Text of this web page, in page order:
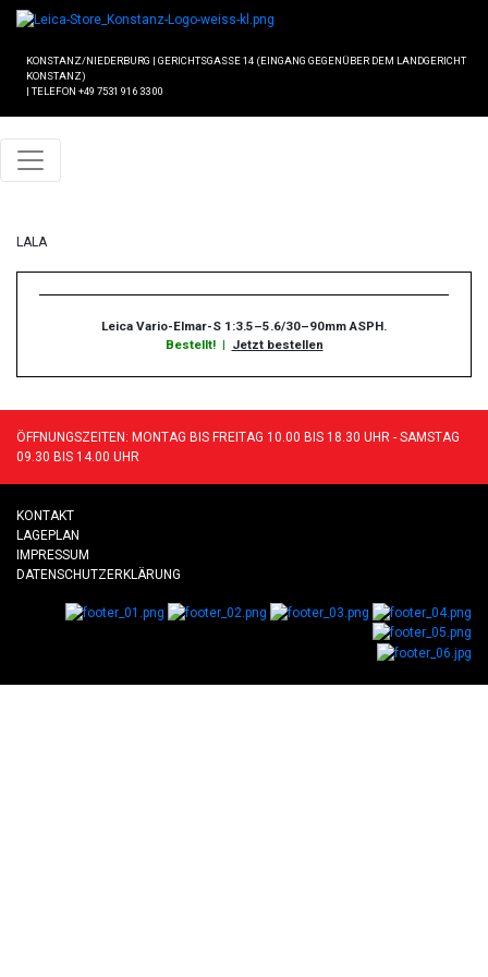
KONSTANZ/NIEDERBURG | GERICHTSGASSE 14 (EINGANG GEGENÜBER DEM LANDGERICHT
KONSTANZ)
| TELEFON +49 7531 916 33 00
LALA
Leica Vario-Elmar-S 1:3.5–5.6/30–90mm ASPH.
Bestellt! | Jetzt bestellen
ÖFFNUNGSZEITEN: MONTAG BIS FREITAG 10.00 BIS 18.30 UHR - SAMSTAG
09.30 BIS 14.00 UHR
KONTAKT
LAGEPLAN
IMPRESSUM
DATENSCHUTZERKLÄRUNG